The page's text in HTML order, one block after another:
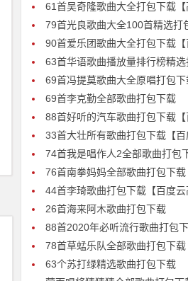
61首吴奇隆歌曲大全打包下载【高
79首光良歌曲大全100首精选打包下载【高
90首爱乐团歌曲大全打包下载【百度
63首华语歌曲播放量排行榜精选打包下载【
69首冯提莫歌曲大全原唱打包下载【百度
69首李克勤全部歌曲打包下载
88首好听的汽车歌曲打包下载【百度云
33首大壮所有歌曲打包下载【百度高
74首我是唱作人2全部歌曲打包下载【百度网盘高清
76首南拳妈妈全部歌曲打包下载
44首李琦歌曲打包下载【百度云高清无
26首海来阿木歌曲打包下载
88首2020年必听流行歌曲打包
78首草蜢乐队全部歌曲打包下载
63个苏打绿精选歌曲打包下载